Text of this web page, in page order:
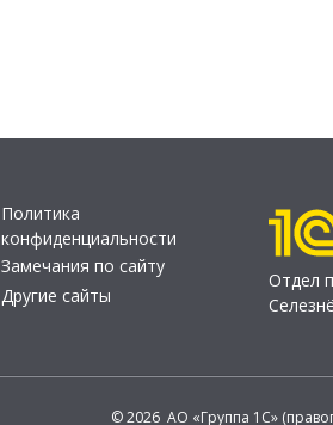
Политика
конфиденциальности
Замечания по сайту
Другие сайты
Отдел
© 2026 АО «Группа 1С»